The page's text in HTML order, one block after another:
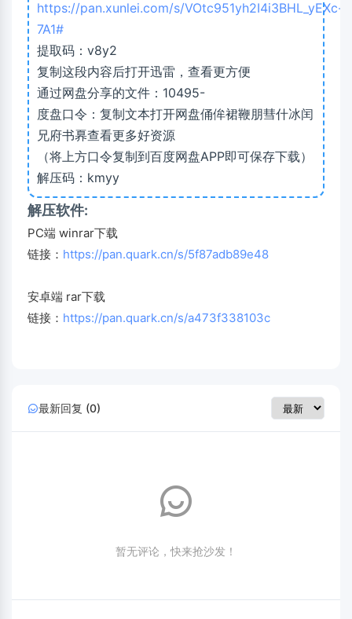
https://pan.xunlei.com/s/VOtc951yh2I4i3BHL_yEXc-
7A1#
提取码：v8y2
复制这段内容后打开迅雷，查看更方便
通过网盘分享的文件：10495-
度盘口令：复制文本打开网盘俑侔裙鞭朋彗什冰闰
兄府书奡查看更多好资源
（将上方口令复制到百度网盘APP即可保存下载）
解压码：kmyy
解压软件:
PC端 winrar下载
链接： https://pan.quark.cn/s/5f87adb89e48
安卓端 rar下载
链接： https://pan.quark.cn/s/a473f338103c
最新回复 (0)
暂无评论，快来抢沙发！